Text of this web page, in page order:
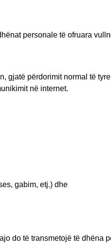
personale të ofruara
gjatë përdorimit normal të
në internet.
gabim, etj.) dhe
do të transmetojë të dhëna